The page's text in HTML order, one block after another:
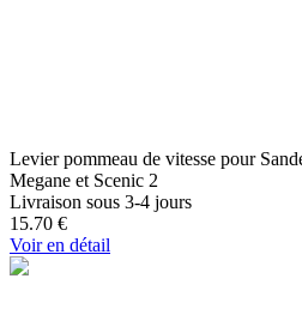
Levier pommeau de vitesse pour
Megane et Scenic 2
Livraison sous 3-4 jours
15.70 €
Voir en détail